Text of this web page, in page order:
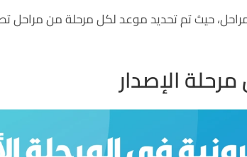
حيث تم تحديد موعد لكل مرحلة من مراحل
الإصدار